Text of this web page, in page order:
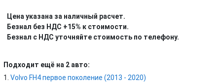
Цена указана за наличный расчет.
Безнал без НДС +15% к стоимости.
Безнал с НДС уточняйте стоимость по телефону.
Подходит ещё на 2 авто:
Volvo FH4 первое поколение (2013 - 2020)